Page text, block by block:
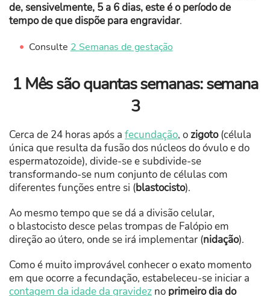
de, sensivelmente, 5 a 6 dias, este é o período de
tempo de que dispõe para engravidar.
Consulte 2 Semanas de gestação
1 Mês são quantas semanas: semana
3
Cerca de 24 horas após a fecundação, o zigoto(célula
única que resulta da fusão dos núcleos do óvulo e do
espermatozoide), divide-se e subdivide-se
transformando-se num conjunto de células com
diferentes funções entre si (blastocisto).
Ao mesmo tempo que se dá a divisão celular,
o blastocisto desce pelas trompas de Falópio em
direção ao útero, onde se irá implementar (nidação).
Como é muito improvável conhecer o exato momento
em que ocorre a fecundação, estabeleceu-se iniciar a
contagem da idade da gravidez no primeiro dia do